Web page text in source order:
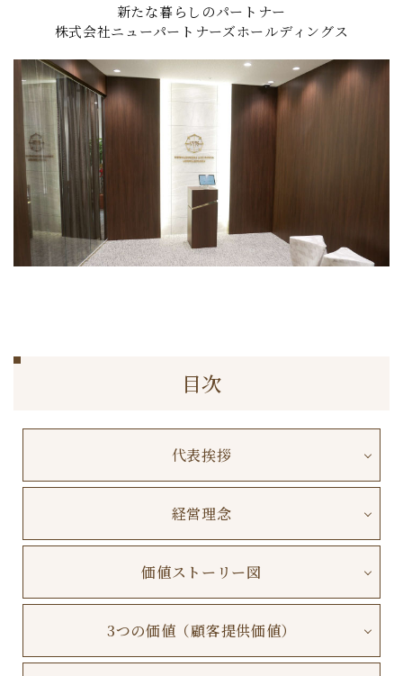
新たな暮らしのパートナー
株式会社ニューパートナーズホールディングス
目次
代表挨拶
経営理念
価値ストーリー図
3つの価値（顧客提供価値）